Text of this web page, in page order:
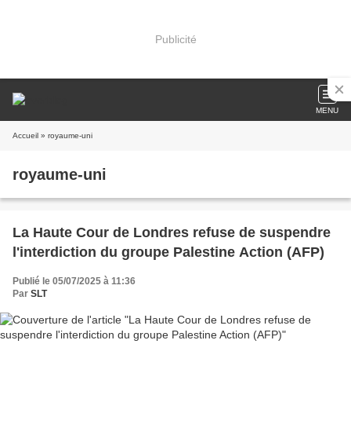
Publicité
MENU
Accueil » royaume-uni
royaume-uni
La Haute Cour de Londres refuse de suspendre
l'interdiction du groupe Palestine Action (AFP)
Publié le 05/07/2025 à 11:36
Par SLT